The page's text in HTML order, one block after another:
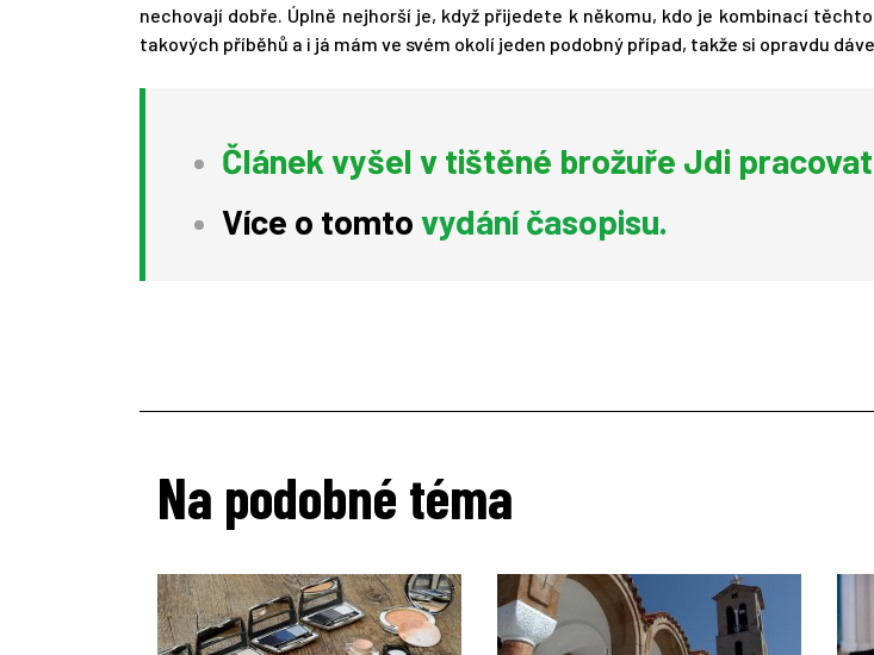
nechovají dobře. Úplně nejhorší je, když přijedete k někomu, kdo je kombinací
takových příběhů a i já mám ve svém okolí jeden podobný případ, takže si opravdu
Článek vyšel v tištěné brožuře Jdi
Více o tomto vydání časopisu.
Na podobné téma